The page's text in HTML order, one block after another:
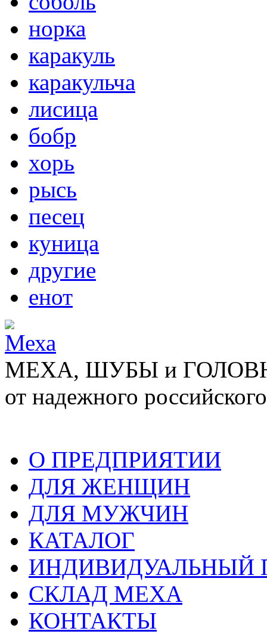
норка
каракуль
каракульча
лисица
бобр
хорь
рысь
песец
куница
другие
енот
МЕХА, ШУБЫ и
от надежного
О ПРЕДПРИЯТИИ
ДЛЯ ЖЕНЩИН
ДЛЯ МУЖЧИН
КАТАЛОГ
ИНДИВИДУАЛЬНЫЙ
СКЛАД МЕХА
КОНТАКТЫ